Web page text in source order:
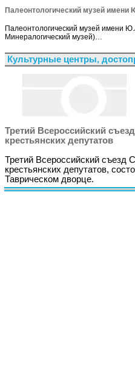
Палеонтологический музей имени
Палеонтологический музей имени
Минералогический музей)…
Культурные центры,
Третий Всероссийский
крестьянских депутатов
Третий Всероссийский съезд
крестьянских депутатов,
Таврическом дворце.